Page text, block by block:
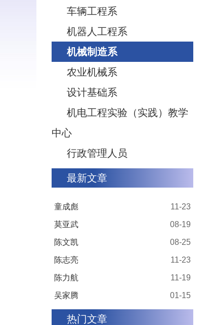
车辆工程系
机器人工程系
机械制造系
农业机械系
设计基础系
机电工程实验（实践）教学
中心
行政管理人员
最新文章
11-23
童成彪
08-19
莫亚武
08-25
陈文凯
11-23
陈志亮
11-19
陈力航
01-15
吴家腾
热门文章